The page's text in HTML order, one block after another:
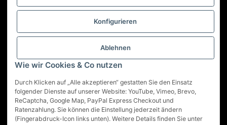
Konfigurieren
Ablehnen
Wie wir Cookies & Co nutzen
Durch Klicken auf „Alle akzeptieren“ gestatten Sie den Einsatz
folgender Dienste auf unserer Website: YouTube, Vimeo, Brevo,
ReCaptcha, Google Map, PayPal Express Checkout und
Ratenzahlung. Sie können die Einstellung jederzeit ändern
(Fingerabdruck-Icon links unten). Weitere Details finden Sie unter
Gesetzliche Informationen
Service
Vertrag widerrufen
* Alle Preise inkl. gesetzlicher USt., zzgl. Versand